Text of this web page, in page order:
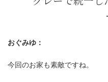
おぐみゆ：
今回のお家も素敵ですね。